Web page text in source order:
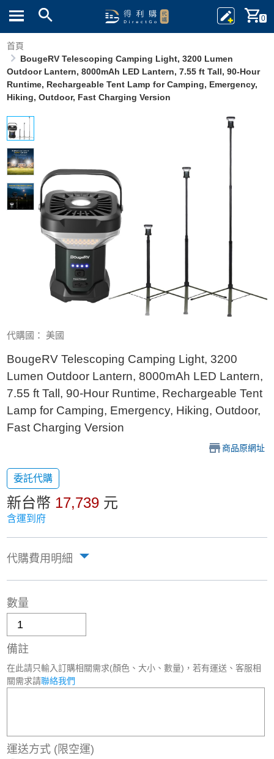
0
首頁
BougeRV Telescoping Camping Light, 3200 Lumen
Outdoor Lantern, 8000mAh LED Lantern, 7.55 ft Tall, 90-Hour
Runtime, Rechargeable Tent Lamp for Camping, Emergency,
Hiking, Outdoor, Fast Charging Version
代購國： 美國
BougeRV Telescoping Camping Light, 3200
Lumen Outdoor Lantern, 8000mAh LED Lantern,
7.55 ft Tall, 90-Hour Runtime, Rechargeable Tent
Lamp for Camping, Emergency, Hiking, Outdoor,
Fast Charging Version
商品原網址
委託代購
新台幣 17,739 元
含運到府
代購費用明細
數量
備註
在此請只輸入訂購相關需求(顏色、大小、數量)，若有運送、客服相
關需求請聯絡我們
運送方式 (限空運)